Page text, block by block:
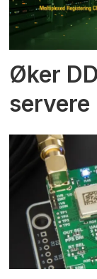
Øker
servere